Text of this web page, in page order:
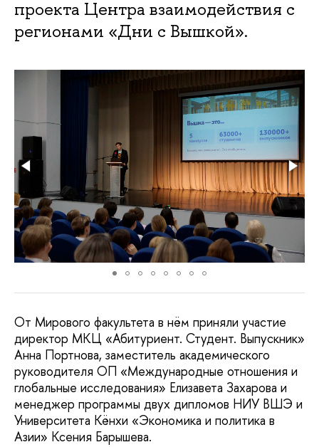
проекта Центра взаимодействия с
регионами «Дни с Вышкой».
От Мирового факультета в нём приняли участие
директор МКЦ «Абитуриент. Студент. Выпускник»
Анна Портнова, заместитель академического
руководителя ОП «Международные отношения и
глобальные исследования» Елизавета Захарова и
менеджер программы двух дипломов НИУ ВШЭ и
Университета Кёнхи «Экономика и политика в
Азии» Ксения Барышева.